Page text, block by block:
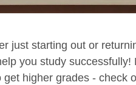
just starting out or
you study
higher grades - check